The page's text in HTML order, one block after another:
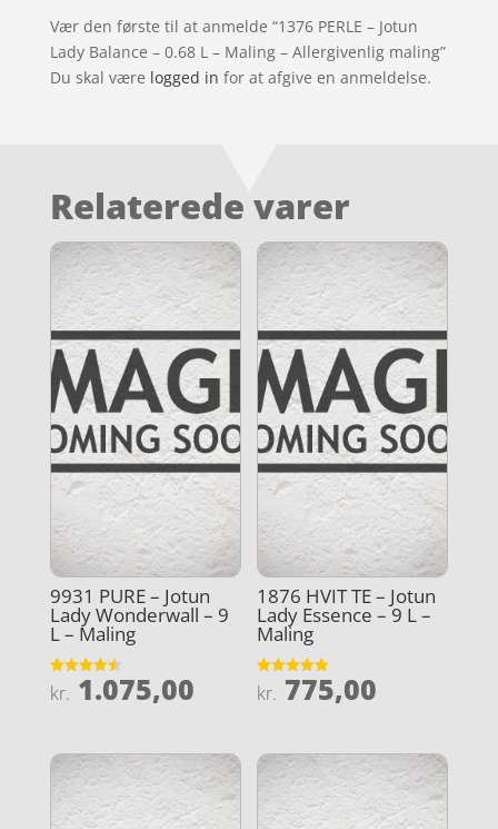
Vær den første til at anmelde “1376 PERLE – Jotun
Lady Balance – 0.68 L – Maling – Allergivenlig maling”
Du skal være logged in for at afgive en anmeldelse.
Relaterede varer
9931 PURE – Jotun
Lady Wonderwall – 9
L – Maling
Vurderet
4.5
kr. 1.075,00
1876 HVIT TE – Jotun
Lady Essence – 9 L –
Maling
Vurderet
4.9
kr. 775,00